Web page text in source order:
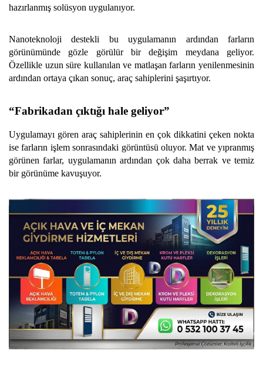
hazırlanmış solüsyon uygulanıyor.
Nanoteknoloji destekli bu uygulamanın ardından farların
görünümünde gözle görülür bir değişim meydana geliyor.
Özellikle uzun süre kullanılan ve matlaşan farların yenilenmesinin
ardından ortaya çıkan sonuç, araç sahiplerini şaşırtıyor.
“Fabrikadan çıktığı hale geliyor”
Uygulamayı gören araç sahiplerinin en çok dikkatini çeken nokta
ise farların işlem sonrasındaki görüntüsü oluyor. Mat ve yıpranmış
görünen farlar, uygulamanın ardından çok daha berrak ve temiz
bir görünüme kavuşuyor.